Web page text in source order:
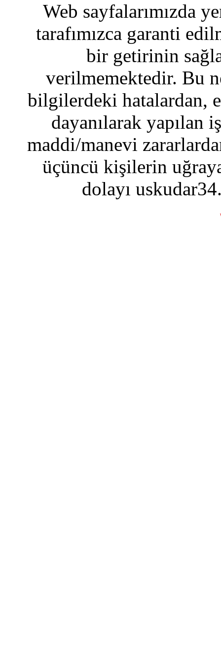
Web sayfalarımızda
tarafımızca garanti
bir getirinin
verilmemektedir. Bu
bilgilerdeki hatalardan,
dayanılarak yapılan
maddi/manevi
üçüncü kişilerin
dolayı